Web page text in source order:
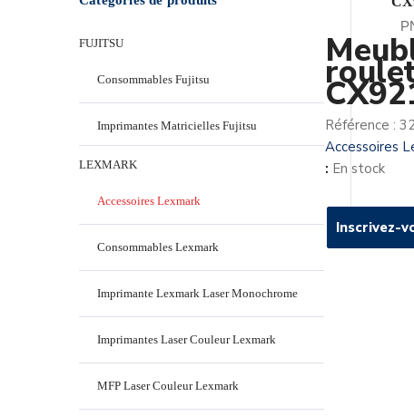
Inscrivez-
Référence :
Accessoires
: En stock
Inscrivez-
FUJITSU
Consommables Fujitsu
Imprimantes Matricielles Fujitsu
LEXMARK
Accessoires Lexmark
Consommables Lexmark
Imprimante Lexmark Laser Monochrome
Imprimantes Laser Couleur Lexmark
MFP Laser Couleur Lexmark